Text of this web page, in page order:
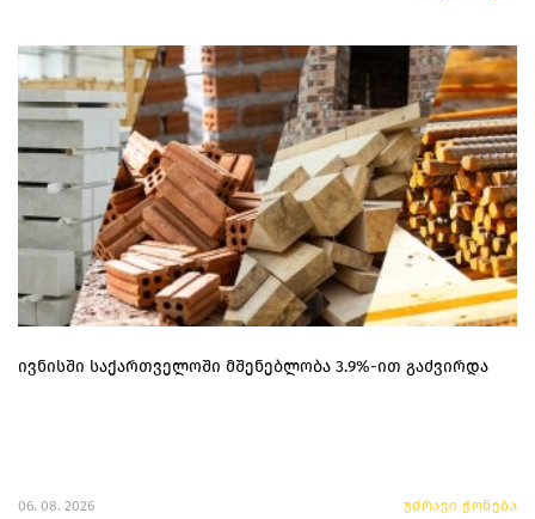
ივნისში საქართველოში მშენებლობა 3.9%-ით გაძვირდა
06. 08. 2026 უძრავი ქონება